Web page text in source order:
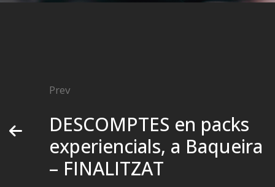
Prev
DESCOMPTES en packs
experiencials, a Baqueira
– FINALITZAT